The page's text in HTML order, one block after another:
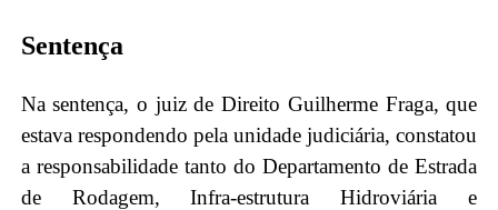
Sentença
Na sentença, o juiz de Direito Guilherme Fraga, que
estava respondendo pela unidade judiciária, constatou
a responsabilidade tanto do Departamento de Estrada
de Rodagem, Infra-estrutura Hidroviária e